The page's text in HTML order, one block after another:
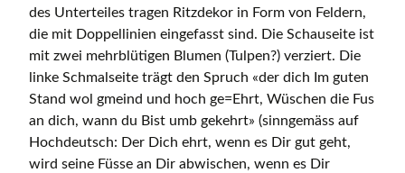
des Unterteiles tragen Ritzdekor in Form von Feldern,
die mit Doppellinien eingefasst sind. Die Schauseite ist
mit zwei mehrblütigen Blumen (Tulpen?) verziert. Die
linke Schmalseite trägt den Spruch «der dich Im guten
Stand wol gmeind und hoch ge=Ehrt, Wüschen die Fus
an dich, wann du Bist umb gekehrt» (sinngemäss auf
Hochdeutsch: Der Dich ehrt, wenn es Dir gut geht,
wird seine Füsse an Dir abwischen, wenn es Dir